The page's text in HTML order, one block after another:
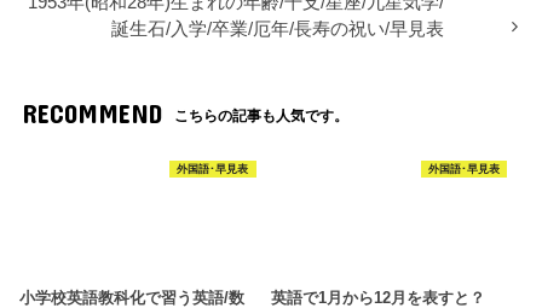
誕生石/入学/卒業/厄年/長寿の祝い/早見表
RECOMMEND こちらの記事も人気です。
外国語･早見表
小学校英語教科化で習う英語/数
外国語･早見表
英語で1月から12月を表すと？